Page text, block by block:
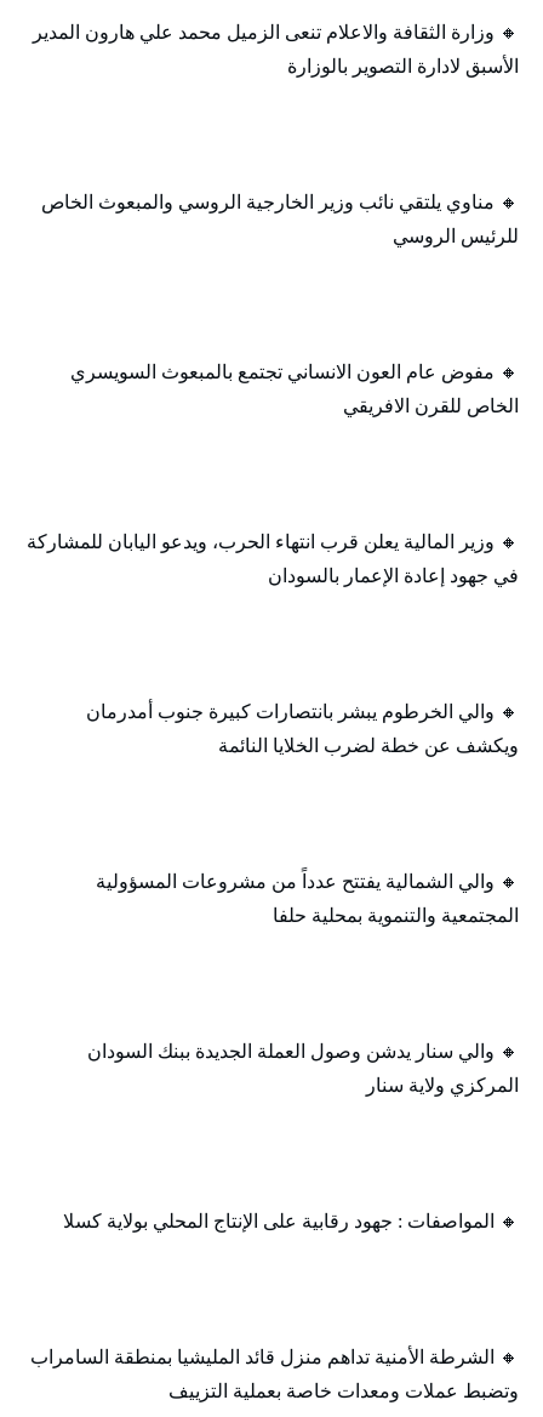
🔸 وزارة الثقافة والاعلام تنعى الزميل محمد علي هارون المدير
الأسبق لادارة التصوير بالوزارة
🔸 مناوي يلتقي نائب وزير الخارجية الروسي والمبعوث الخاص
للرئيس الروسي
🔸 مفوض عام العون الانساني تجتمع بالمبعوث السويسري
الخاص للقرن الافريقي
🔸 وزير المالية يعلن قرب انتهاء الحرب، ويدعو اليابان للمشاركة
في جهود إعادة الإعمار بالسودان
🔸 والي الخرطوم يبشر بانتصارات كبيرة جنوب أمدرمان
ويكشف عن خطة لضرب الخلايا النائمة
🔸 والي الشمالية يفتتح عدداً من مشروعات المسؤولية
المجتمعية والتنموية بمحلية حلفا
🔸 والي سنار يدشن وصول العملة الجديدة ببنك السودان
المركزي ولاية سنار
🔸 المواصفات : جهود رقابية على الإنتاج المحلي بولاية كسلا
🔸 الشرطة الأمنية تداهم منزل قائد المليشيا بمنطقة السامراب
وتضبط عملات ومعدات خاصة بعملية التزييف